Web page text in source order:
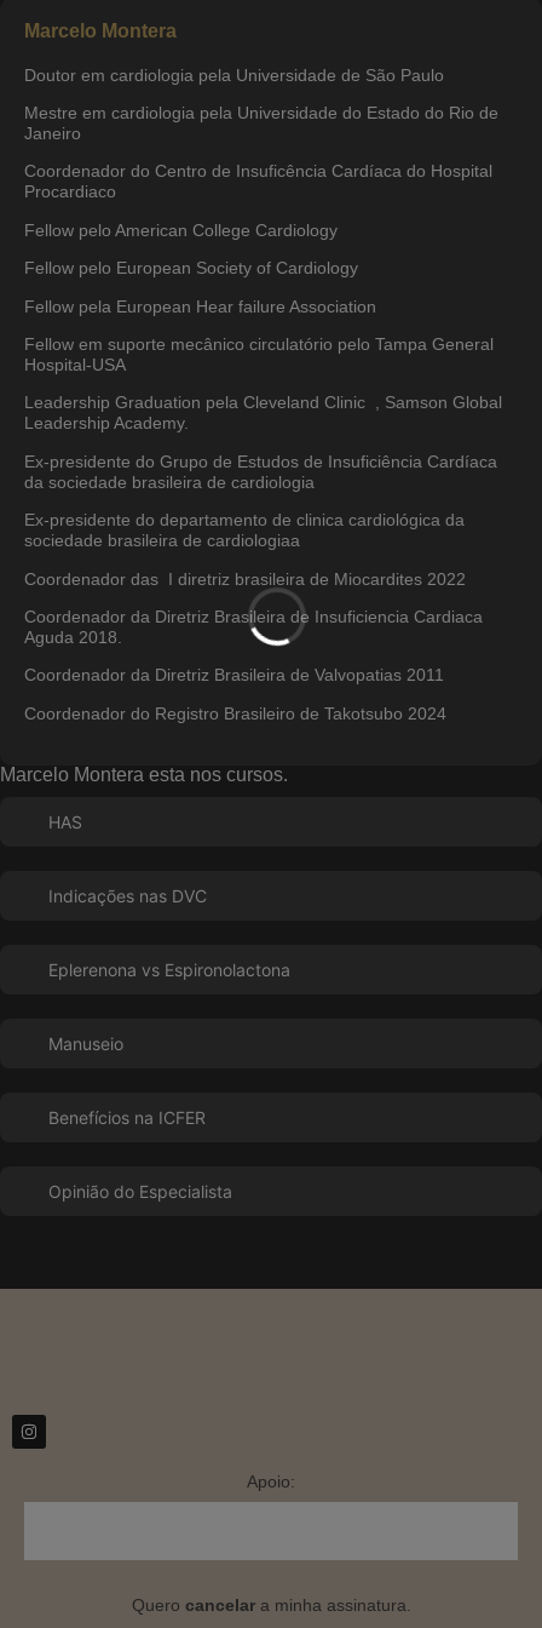
Marcelo Montera
Doutor em cardiologia pela Universidade de São Paulo
Mestre em cardiologia pela Universidade do Estado do Rio de
Janeiro
Coordenador do Centro de Insuficência Cardíaca do Hospital
Procardiaco
Fellow pelo American College Cardiology
Fellow pelo European Society of Cardiology
Fellow pela European Hear failure Association
Fellow em suporte mecânico circulatório pelo Tampa General
Hospital-USA
Leadership Graduation pela Cleveland Clinic , Samson Global
Leadership Academy.
Ex-presidente do Grupo de Estudos de Insuficiência Cardíaca
da sociedade brasileira de cardiologia
Ex-presidente do departamento de clinica cardiológica da
sociedade brasileira de cardiologiaa
Coordenador das I diretriz brasileira de Miocardites 2022
Coordenador da Diretriz Brasileira de Insuficiencia Cardiaca
Aguda 2018
Coordenador da Diretriz Brasileira de Valvopatias 2011
Coordenador do Registro Brasileiro de Takotsubo 2024
Marcelo Montera esta nos cursos.
HAS
Indicações nas DVC
Eplerenona vs Espironolactona
Manuseio
Benefícios na ICFER
Opinião do Especialista
Apoio:
Quero cancelara minha assinatura.